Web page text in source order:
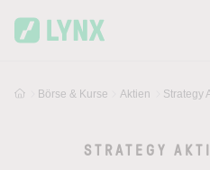
Börse & Kurse Aktien Strategy
STRATEGY